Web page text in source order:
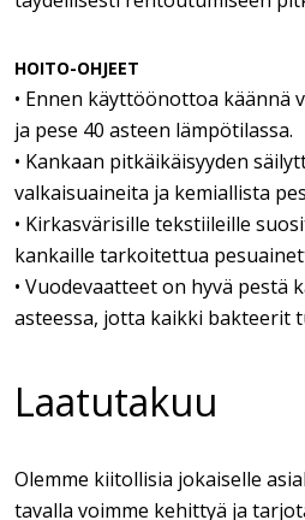
HOITO-OHJEET
• Ennen käyttöönottoa käännä
ja pese 40 asteen lämpötilassa.
• Kankaan pitkäikäisyyden
valkaisuaineita ja kemiallista
• Kirkasvärisille tekstiileille
kankaille tarkoitettua
• Vuodevaatteet on hyvä pestä
asteessa, jotta kaikki bakteerit
Laatutakuu
Olemme kiitollisia jokaiselle
tavalla voimme kehittyä ja